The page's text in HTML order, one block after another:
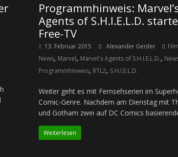
Programmhinweis:
Agents of S.H.I.E.L.D.
Free-TV
13. Februar 2015 Alexander Geisler
News, Marvel, Marvel's Agents of S.H.I.E.L.D.,
Programmhinweis, RTL2, S.H.I.E.L.D.
Weiter geht es mit Fernsehserien im
Comic-Genre. Nachdem am Dienstag mit
und Gotham zwei auf DC Comics
Weiterlesen